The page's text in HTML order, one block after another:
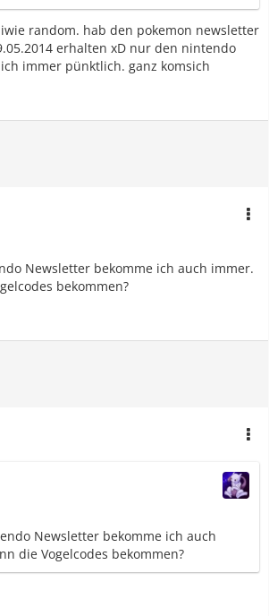
random. hab den pokemon newsletter
erhalten xD nur den nintendo
immer pünktlich. ganz komsich
Newsletter bekomme ich auch immer.
bekommen?
Newsletter bekomme ich auch
die Vogelcodes bekommen?